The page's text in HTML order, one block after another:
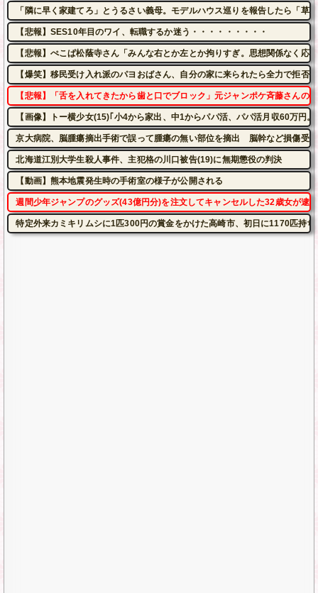
「隣に早く家建てろ」とうるさい義母。モデルハウス巡りを報告したら「
【悲報】SES10年目のワイ、転職するか迷う・・・・・・・・・
【悲報】ぺこぱ松蔭寺さん「みんな右とか左とか拘りすぎ。思想関係なく応
【爆笑】移民受け入れ派のパヨおばさん、自分の家に来られたら全力で拒否
【悲報】「舌を入れてきたから歯と口でブロック」元ジャンポケ斉藤さんの
【画像】トー横少女(15)｢小4から家出、中1からパパ活、パパ活月収60万円。
京大病院、脳腫瘍摘出手術で誤って腫瘍の無い部位を摘出 脳幹など損傷受
北海道江別大学生殺人事件、主犯格の川口被告(19)に無期懲役の判決
【動画】熊本地震発生時の手術室の様子が公開される
週間少年ジャンプのグッズ(43億円分)を注文してキャンセルした32歳女が逮捕
特定外来カミキリムシに1匹300円の賞金をかけた高崎市、初日に1170匹持ち